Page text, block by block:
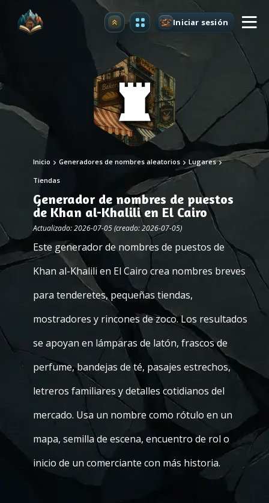
Mejorar Iniciar sesión
Inicio Generadores de nombres aleatorios Lugares
Tiendas
Generador de nombres de puestos
de Khan al-Khalili en El Cairo
Actualizado: 2026-07-05 (creado: 2026-07-05)
Este generador de nombres de puestos de
Khan al-Khalili en El Cairo crea nombres breves
para tenderetes, pequeñas tiendas,
mostradores y rincones de zoco. Los resultados
se apoyan en lámparas de latón, frascos de
perfume, bandejas de té, pasajes estrechos,
letreros familiares y detalles cotidianos del
mercado. Usa un nombre como rótulo en un
mapa, semilla de escena, encuentro de rol o
inicio de un comerciante con más historia.